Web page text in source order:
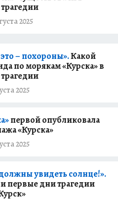
2025
– похороны».Какой
по морякам «Курска» в
2025
первой опубликовала
«Курска»
2025
увидеть солнце!».
первые дни трагедии